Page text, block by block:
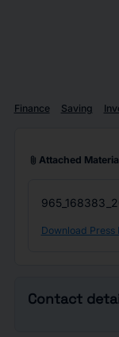
Finance Saving
attach_file Attached
Download Press
Contact